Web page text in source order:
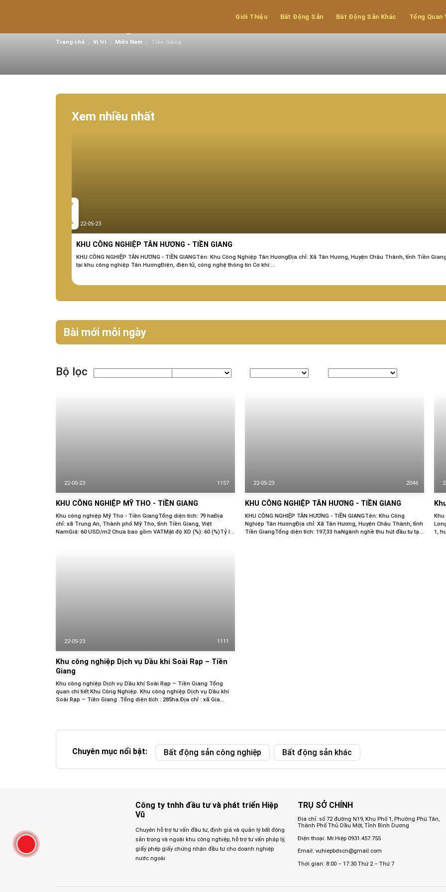
Giới Thiệu Bất Động Sản Bất Động Sản Khác Tổng Quan
Trang chủ / Vị trí / Miền Nam / Tiền Giang
Xem nhiều nhất
22-05-23
KHU CÔNG NGHIỆP TÂN HƯƠNG - TIỀN GIANG
KHU CÔNG NGHIỆP TÂN HƯƠNG - TIỀN GIANGTên: Khu Công Nghiệp Tân HươngĐịa chỉ: Xã Tân Hương, Huyện Châu Thành, tỉnh Tiền
tại khu công nghiệp Tân HươngĐiện, điện tử, công nghệ thông tin Cơ khí:...
Bài mới mỗi ngày
Bộ lọc
22-05-23 1157
KHU CÔNG NGHIỆP MỸ THO - TIỀN GIANG
Khu công nghiệp Mỹ Tho - Tiền GiangTổng diện tích: 79 haĐịa
chỉ: xã Trung An, Thành phố Mỹ Tho, tỉnh Tiền Giang, Việt
NamGiá: 60 USD/m2 Chưa bao gồm VATMật độ XD (%): 60 (%)Tỷ lệ
22-05-23 2046
KHU CÔNG NGHIỆP TÂN HƯƠNG - TIỀN GIANG
KHU CÔNG NGHIỆP TÂN HƯƠNG - TIỀN GIANGTên: Khu Công
Nghiệp Tân HươngĐịa chỉ: Xã Tân Hương, Huyện Châu Thành, tỉnh
Tiền GiangTổng diện tích: 197,33 haNgành nghề thu hút đầu tư tại
1,
22-05-23 1111
Khu công nghiệp Dịch vụ Dầu khí Soài Rạp – Tiền
Giang
Khu công nghiệp Dịch vụ Dầu khí Soài Rạp – Tiền Giang Tổng
quan chi tiết Khu Công Nghiệp. Khu công nghiệp Dịch vụ Dầu khí
Soài Rạp – Tiền Giang .Tổng diện tích : 285ha.Địa chỉ : xã Gia
Chuyên mục nổi bật: Bất động sản công nghiệp Bất động sản khác
Công ty tnhh đầu tư và phát triển Hiệp
Vũ
Chuyên hỗ trợ tư vấn đầu tư, định giá và quản lý bất động
sản trong và ngoài khu công nghiệp, hỗ trợ tư vấn pháp lý,
giấy phép giấy chứng nhận đầu tư cho doanh nghiệp
nước ngoài
TRỤ SỞ CHÍNH
Địa chỉ: số 72 đường N19, Khu Phố 1, Phường Phú Tân,
Thành Phố Thủ Dầu Một, Tỉnh Bình Dương
Điện thoại: Mr.Hiệp 0931.457.755
Email:vuhiepbdscn@gmail.com
Thời gian: 8:00 – 17:30 Thứ 2 – Thứ 7